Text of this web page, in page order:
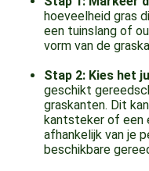
hoeveelheid gras
een tuinslang of
vorm van de
Stap 2: Kies het
geschikt
graskanten. Dit
kantsteker of een
afhankelijk van je
beschikbare